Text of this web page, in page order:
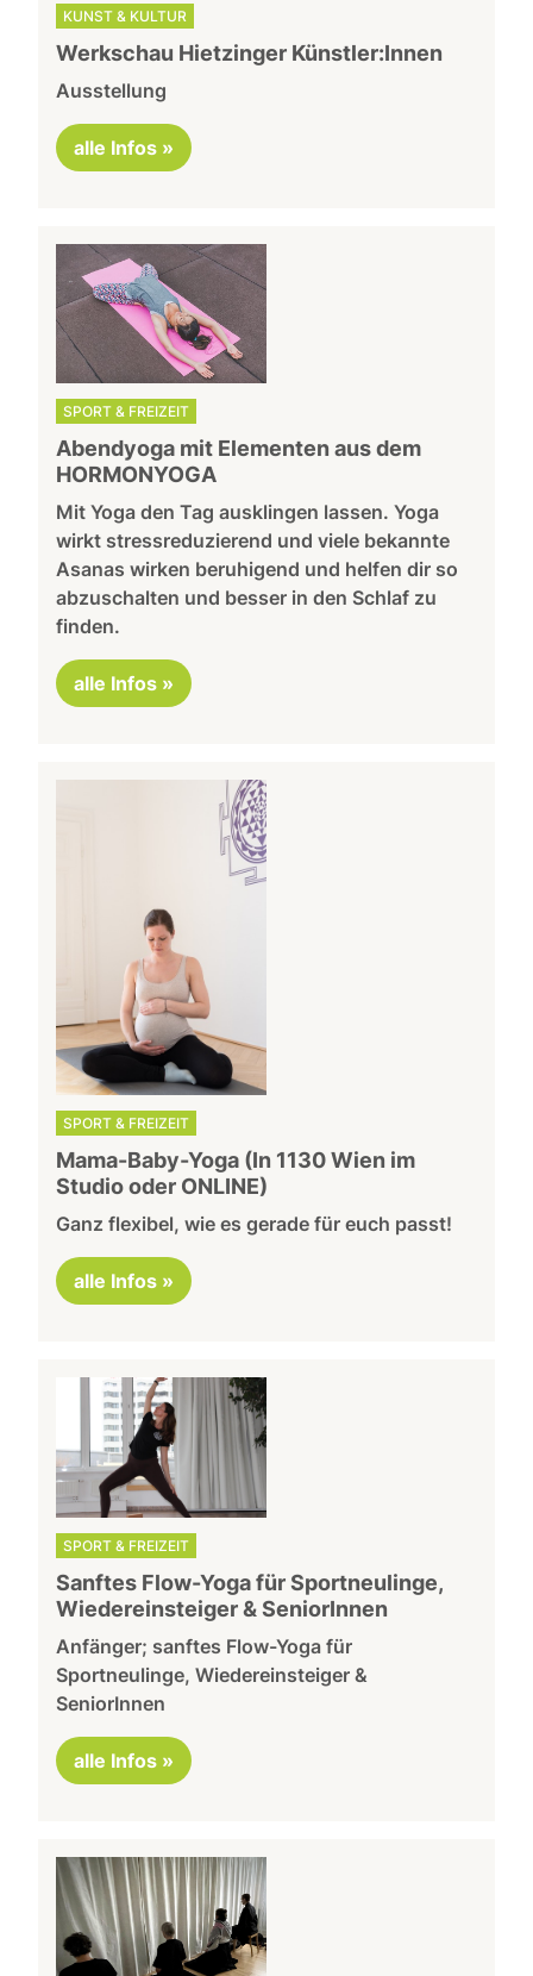
KUNST & KULTUR
Werkschau Hietzinger Künstler:Innen
Ausstellung
alle Infos »
SPORT & FREIZEIT
Abendyoga mit Elementen aus dem
HORMONYOGA
Mit Yoga den Tag ausklingen lassen. Yoga
wirkt stressreduzierend und viele bekannte
Asanas wirken beruhigend und helfen dir so
abzuschalten und besser in den Schlaf zu
finden.
alle Infos »
SPORT & FREIZEIT
Mama-Baby-Yoga (In 1130 Wien im
Studio oder ONLINE)
Ganz flexibel, wie es gerade für euch passt!
alle Infos »
SPORT & FREIZEIT
Sanftes Flow-Yoga für Sportneulinge,
Wiedereinsteiger & SeniorInnen
Anfänger; sanftes Flow-Yoga für
Sportneulinge, Wiedereinsteiger &
SeniorInnen
alle Infos »